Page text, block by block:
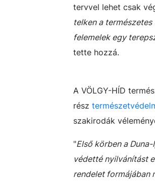
tervvel lehet csak
telken a
felemelek egy
tette hozzá.
A VÖLGY-HÍD
rész
szakirodák
"Első körben a
védetté nyilvánítást
rendelet formájában